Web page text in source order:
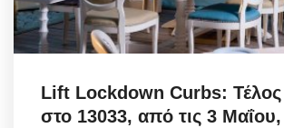
Lift Lockdown Curbs: Τέλος
στο 13033, από τις 3